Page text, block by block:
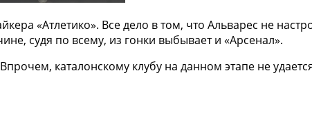
«Атлетико». Все дело в том, что Альварес не
судя по всему, из гонки выбывает и «Арсенал».
каталонскому клубу на данном этапе не